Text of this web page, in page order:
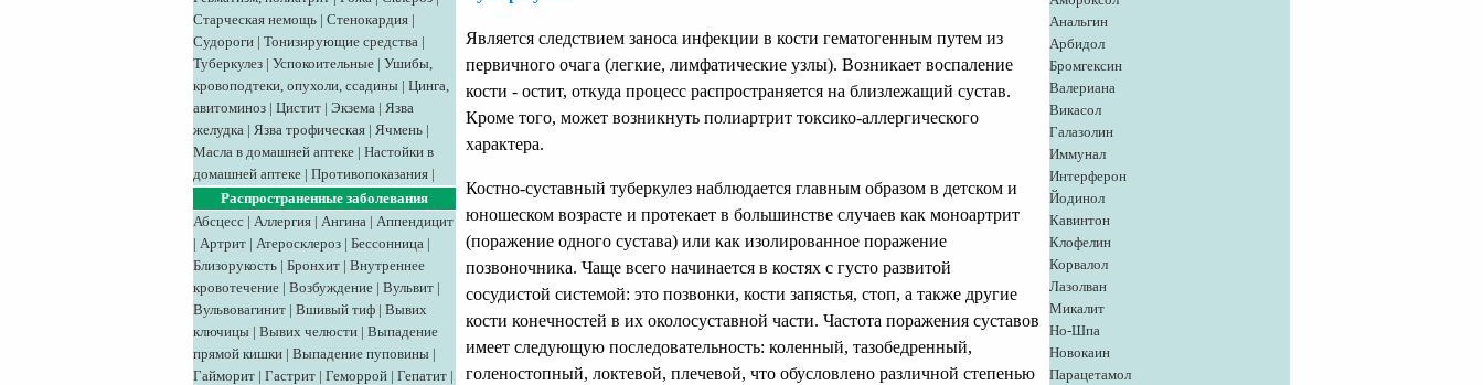
Старческая немощь | Стенокардия |
Судороги | Тонизирующие средства |
Туберкулез | Успокоительные | Ушибы,
кровоподтеки, опухоли, ссадины | Цинга,
авитоминоз | Цистит | Экзема | Язва
желудка | Язва трофическая | Ячмень |
Масла в домашней аптеке | Настойки в
домашней аптеке | Противопоказания |
Распространенные заболевания
Абсцесс | Аллергия | Ангина | Аппендицит
| Артрит | Атеросклероз | Бессонница |
Близорукость | Бронхит | Внутреннее
кровотечение | Возбуждение | Вульвит |
Вульвовагинит | Вшивый тиф | Вывих
ключицы | Вывих челюсти | Выпадение
прямой кишки | Выпадение пуповины |
Гайморит | Гастрит | Геморрой | Гепатит |
Является следствием заноса инфекции в кости гематогенным путем из
первичного очага (легкие, лимфатические узлы). Возникает воспаление
кости - остит, откуда процесс распространяется на близлежащий сустав.
Кроме того, может возникнуть полиартрит токсико-аллергического
характера.
Костно-суставный туберкулез наблюдается главным образом в детском и
юношеском возрасте и протекает в большинстве случаев как моноартрит
(поражение одного сустава) или как изолированное поражение
позвоночника. Чаще всего начинается в костях с густо развитой
сосудистой системой: это позвонки, кости запястья, стоп, а также другие
кости конечностей в их околосуставной части. Частота поражения суставов
имеет следующую последовательность: коленный, тазобедренный,
голеностопный, локтевой, плечевой, что обусловлено различной степенью
Анальгин
Арбидол
Бромгексин
Валериана
Викасол
Галазолин
Иммунал
Интерферон
Йодинол
Кавинтон
Клофелин
Корвалол
Лазолван
Микалит
Но-Шпа
Новокаин
Парацетамол